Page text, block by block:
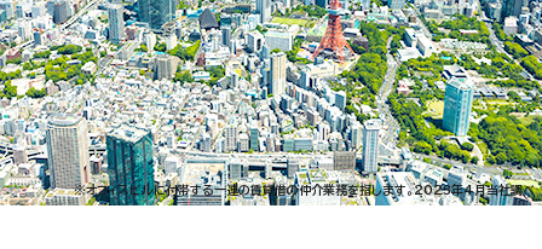
14-7
※オフィスビルに付帯する一連の賃貸借の仲介業務を指します。2023年4月当社調べ